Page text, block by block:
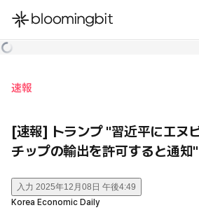
한국어
速報
[速報] トランプ "習近平にエヌ
チップの輸出を許可すると通知"
入力 2025年12月08日 午後4:49
Korea Economic Daily